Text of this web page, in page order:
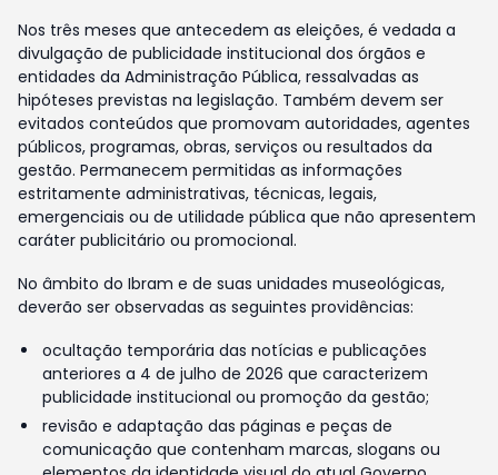
Nos três meses que antecedem as eleições, é vedada a
divulgação de publicidade institucional dos órgãos e
entidades da Administração Pública, ressalvadas as
hipóteses previstas na legislação. Também devem ser
evitados conteúdos que promovam autoridades, agentes
públicos, programas, obras, serviços ou resultados da
gestão. Permanecem permitidas as informações
estritamente administrativas, técnicas, legais,
emergenciais ou de utilidade pública que não apresentem
caráter publicitário ou promocional.
No âmbito do Ibram e de suas unidades museológicas,
deverão ser observadas as seguintes providências:
ocultação temporária das notícias e publicações
anteriores a 4 de julho de 2026 que caracterizem
publicidade institucional ou promoção da gestão;
revisão e adaptação das páginas e peças de
comunicação que contenham marcas, slogans ou